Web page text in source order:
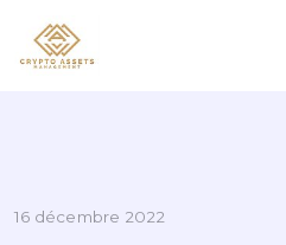
16 décembre 2022